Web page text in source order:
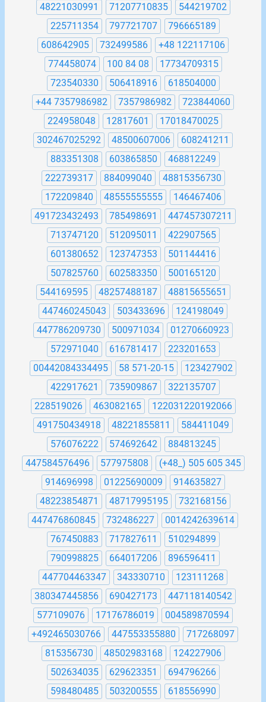
48221030991
71207710835
544219702
225711354
797721707
796665189
608642905
732499586
+48 122117106
774458074
100 84 08
17734709315
723540330
506418916
618504000
+44 7357986982
7357986982
723844060
224958048
12817601
17018470025
302467025292
48500607006
608241211
883351308
603865850
468812249
222739317
884099040
48815356730
172209840
48555555555
146467406
491723432493
785498691
447457307211
713747120
512095011
422907565
601380652
123747353
501144416
507825760
602583350
500165120
544169595
48257488187
48815655651
447460245043
503433696
124198049
447786209730
500971034
01270660923
572971040
616781417
223201653
00442084334495
58 571-20-15
123427902
422917621
735909867
322135707
228519026
463082165
122031220192066
491750434918
48221855811
584411049
576076222
574692642
884813245
447584576496
577975808
(+48_) 505 605 345
914696998
01225690009
914635827
48223854871
48717995195
732168156
447476860845
732486227
0014242639614
767450883
717827611
510294899
790998825
664017206
896596411
447704463347
343330710
123111268
380347445856
690427173
447118140542
577109076
17176786019
004589870594
+492465030766
447553355880
717268097
815356730
48502983168
124227906
502634035
629623351
694796266
598480485
503200555 618556990